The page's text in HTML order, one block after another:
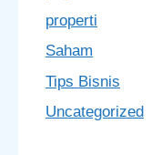
properti
Saham
Tips Bisnis
Uncategorized